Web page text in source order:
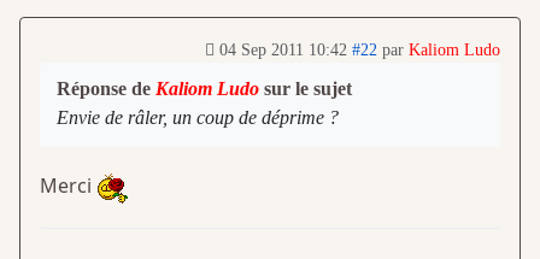
04 Sep 2011 10:42 #22 par Kaliom Ludo
Réponse de Kaliom Ludo sur le sujet
Envie de râler, un coup de déprime ?
Merci